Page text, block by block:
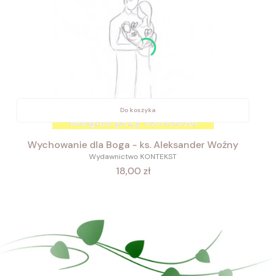
Do koszyka
Wychowanie dla Boga - ks. Aleksander Woźny
Wydawnictwo KONTEKST
Cena
18,00 zł